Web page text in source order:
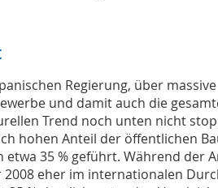
Regierung, über massive
und damit auch die
Trend noch unten nicht
hohen Anteil der öffentlichen
35 % geführt. Während der
2008 eher im internationalen